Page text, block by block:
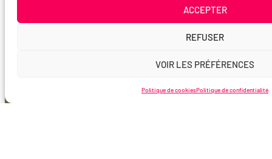
ACCEPTER
REFUSER
VOIR LES PRÉFÉRENCES
Politique de cookiesPolitique de confidentialité